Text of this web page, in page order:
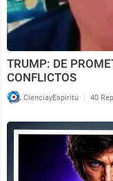
TRUMP: DE
CONFLICTOS
CienciayEspiritu | 40